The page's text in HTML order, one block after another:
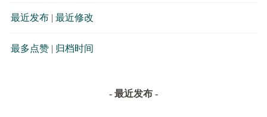
最近发布| 最近修改
最多点赞| 归档时间
- 最近发布 -